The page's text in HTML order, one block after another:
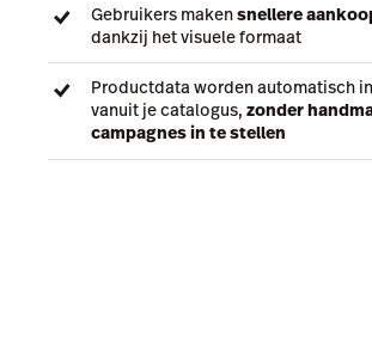
Gebruikers makensnellere
dankzij het visuele formaat
Productdata worden automatisch
vanuit je catalogus, zonder
campagnes in te stellen